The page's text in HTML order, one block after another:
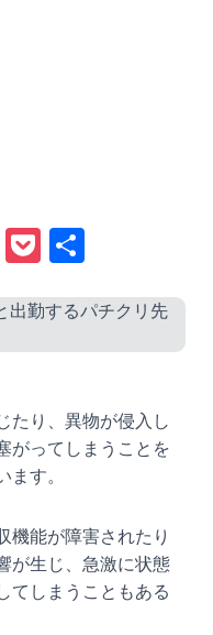
H
P
ck
et
出勤するパチクリ先
たり、異物が侵入し
がってしまうことを
ます。
機能が障害されたり
が生じ、急激に状態
てしまうこともある